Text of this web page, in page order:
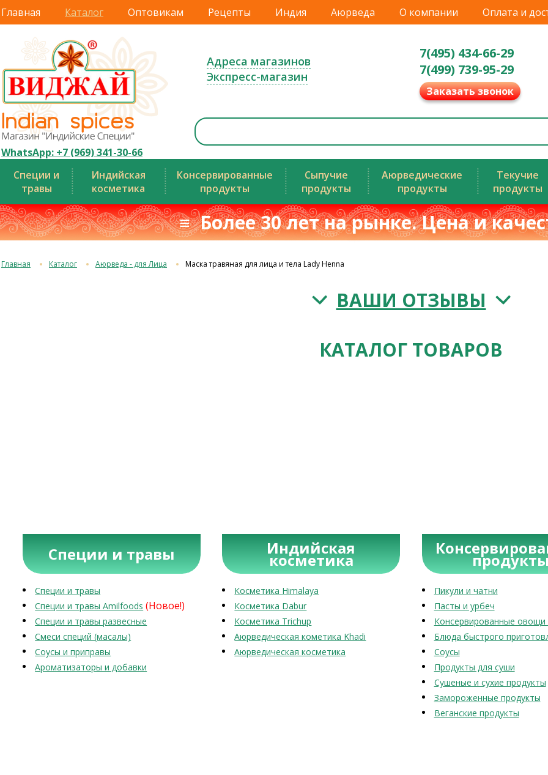
Главная Каталог Оптовикам Рецепты Индия Аюрведа О компании Оплата и
WhatsApp: +7 (969) 341-30-66
Адреса магазинов
Экспресс-магазин
7(495) 434-66-29
7(499) 739-95-29
Заказать звонок
Специи и
травы
Индийская
косметика
Консервированные
продукты
Сыпучие
продукты
Аюрведические
продукты
Текучие
продукты
≡ Более 30 лет на рынке. Цена и
Главная Каталог Аюрведа - для Лица Маска травяная для лица и тела Lady Henna
ВАШИ ОТЗЫВЫ
КАТАЛОГ ТОВАРОВ
Специи и травы
Специи и травы
Специи и травы Amilfoods (Новое!)
Специи и травы развесные
Смеси специй (масалы)
Соусы и приправы
Ароматизаторы и добавки
Индийская
косметика
Косметика Himalaya
Косметика Dabur
Косметика Trichup
Аюрведическая кометика Khadi
Аюрведическая косметика
Пикули и чатни
Пасты и урбеч
Консервированные овощи
Блюда быстрого
Соусы
Продукты для суши
Сушеные и сухие продукты
Замороженные продукты
Веганские продукты